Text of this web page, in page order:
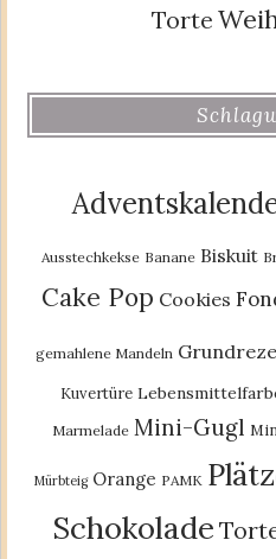
Torte
Ausstechkekse Banane Biskuit
Cake Pop Cookies
gemahlene Mandeln
Kuvertüre
Marmelade Mini-Gugl
Mürbteig Orange PAMK
Schokolade